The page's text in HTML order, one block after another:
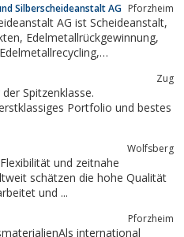
Silberscheideanstalt AG Pforzheim
AG ist Scheideanstalt,
Zug
Spitzenklasse.
Wolfsberg
schätzen die hohe Qualität
abgebaut, verarbeitet und ...
Pforzheim
international